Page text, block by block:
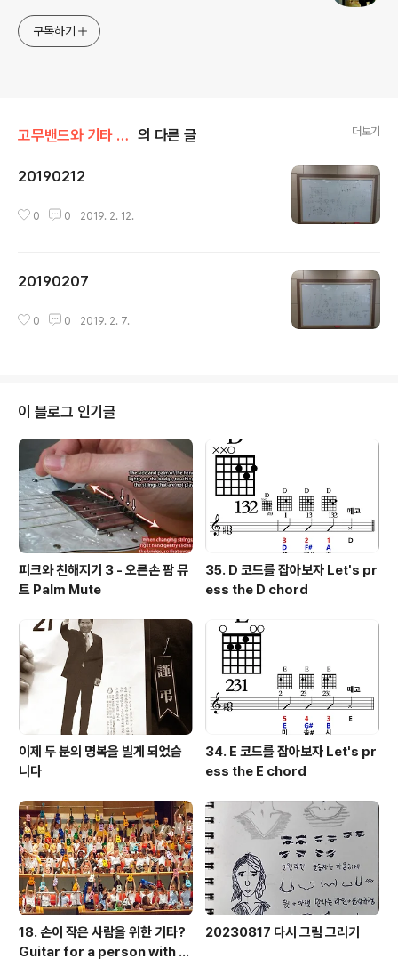
구독하기
고무밴드와 기타 치며 놀기/상하동 기타반 의 다른 글 더보기
20190212
0 0 2019. 2. 12.
20190207
0 0 2019. 2. 7.
이 블로그 인기글
피크와 친해지기 3 - 오른손 팜 뮤
트 Palm Mute
35. D 코드를 잡아보자 Let's pr
ess the D chord
이제 두 분의 명복을 빌게 되었습
니다
34. E 코드를 잡아보자 Let's pr
ess the E chord
18. 손이 작은 사람을 위한 기타?
Guitar for a person with s
20230817 다시 그림 그리기